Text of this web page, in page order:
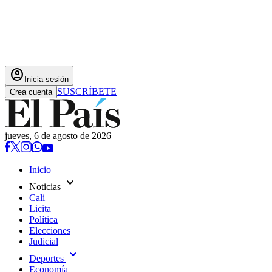
account_circle Inicia sesión
Crea cuenta SUSCRÍBETE
jueves, 6 de agosto de 2026
Inicio
Noticias expand_more
Cali
Licita
Política
Elecciones
Judicial
Deportes expand_more
Economía